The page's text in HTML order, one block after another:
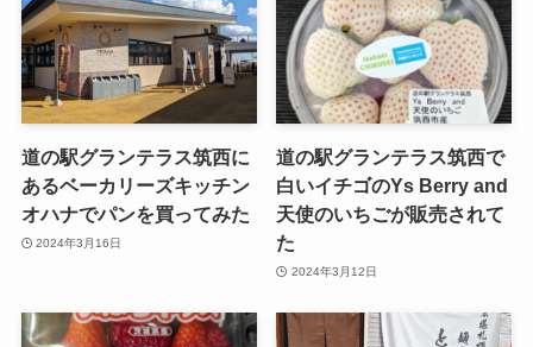
道の駅グランテラス筑西に
あるベーカリーズキッチン
オハナでパンを買ってみた
2024年3月16日
道の駅グランテラス筑西で
白いイチゴのYs Berry and
天使のいちごが販売されて
た
2024年3月12日